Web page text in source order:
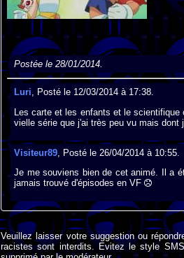
Postée le 28/01/2014.
Luri, Posté le 12/03/2014 à 17:38.
Les carte et les enfants et le
vielle série que j'ai très peu vu mais dont
Visiteur89, Posté le 26/04/2014 à 10:55.
Je me souviens bien de cet animé. Il a
jamais trouvé d'épisodes en VF
Veuillez laisser votre suggestion ou
racistes sont interdits. Evitez le style